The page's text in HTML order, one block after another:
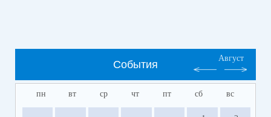
События
Август
пн вт ср чт пт сб вс